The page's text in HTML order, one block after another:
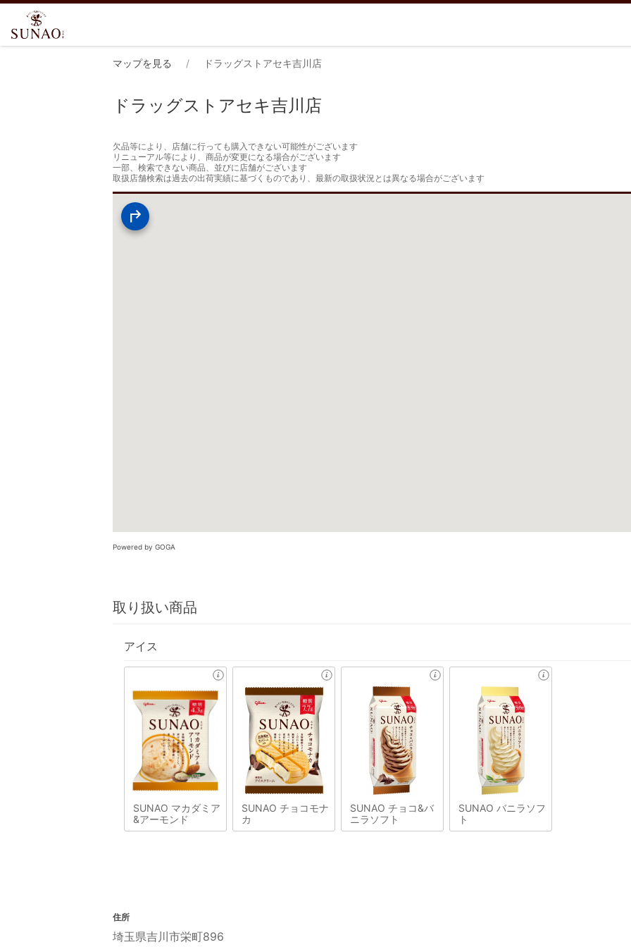
マップを見る ドラッグストアセキ吉川店
ドラッグストアセキ吉川店
欠品等により、店舗に行っても購入できない可能性がございます
リニューアル等により、商品が変更になる場合がございます
一部、検索できない商品、並びに店舗がございます
取扱店舗検索は過去の出荷実績に基づくものであり、最新の取扱状況とは異なる場合がございます
Powered by GOGA
取り扱い商品
アイス
SUNAO マカダミア
&アーモンド
SUNAO チョコモナ
カ
SUNAO チョコ&バ
ニラソフト
SUNAO バニラソフ
ト
住所
埼玉県吉川市栄町896